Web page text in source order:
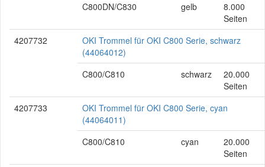
C800DN/C830
gelb
8.000
Seiten
4207732
OKI Trommel für OKI C800 Serie, schwarz
(44064012)
C800/C810
schwarz
20.000
Seiten
4207733
OKI Trommel für OKI C800 Serie, cyan
(44064011)
C800/C810
cyan
20.000
Seiten